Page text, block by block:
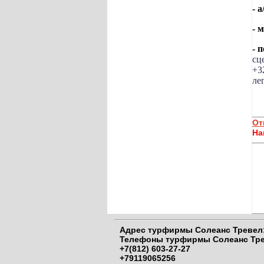
-
-
-
Адрес турфирмы Солеанс
Телефоны турфирмы Солеанс
+7(812) 603-27-27
+79119065256